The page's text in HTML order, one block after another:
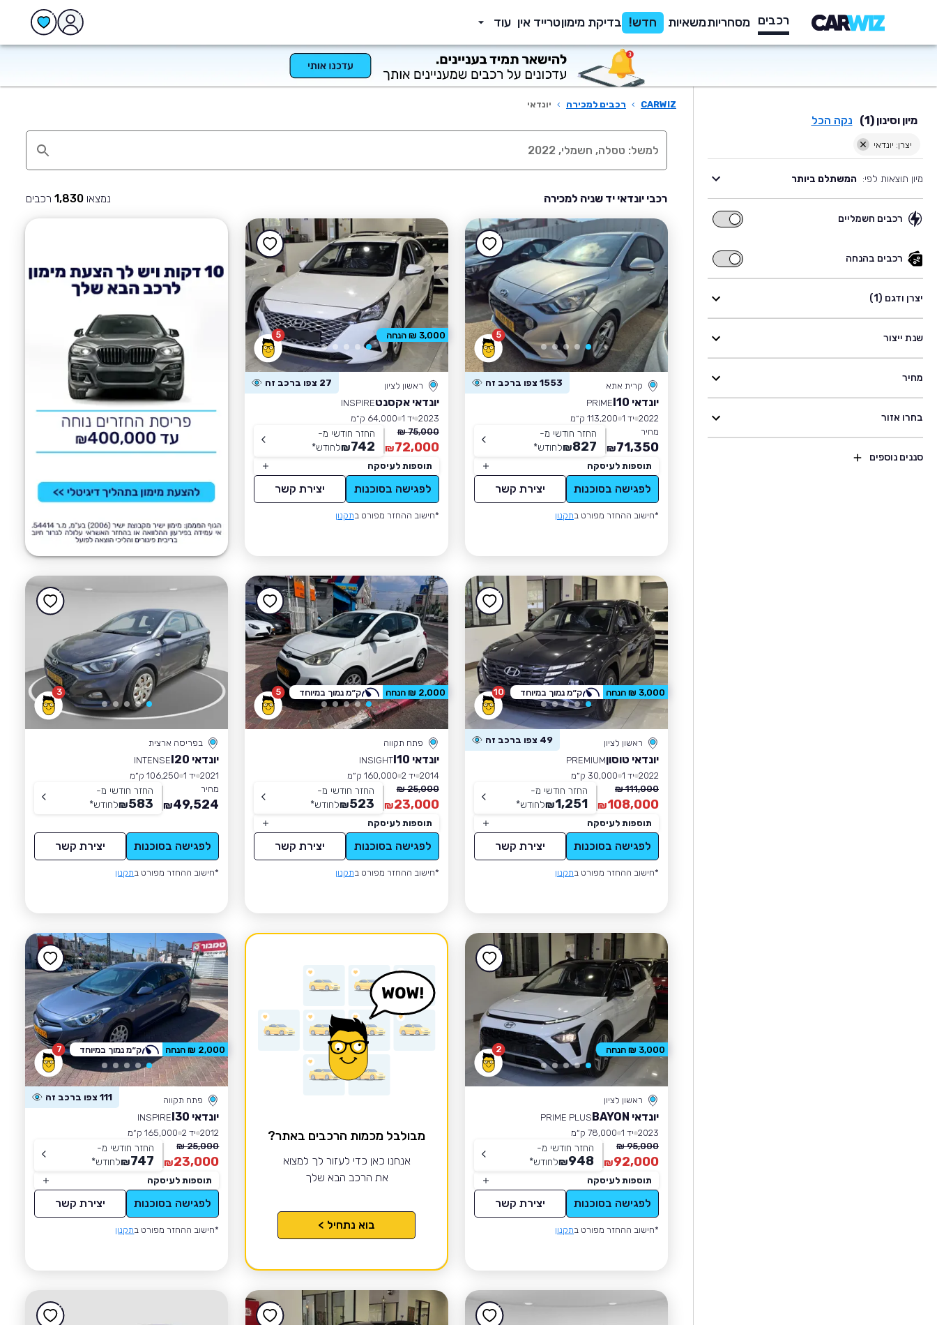
רכבים מסחריותמשאיות חדש! בדיקת מימוןטרייד אין עוד
מיון וסינון (1) נקה הכל
יצרן: יונדאי
מיון תוצאות לפי: המשתלם ביותר
רכבים חשמליים
רכבים
רכבים בהנחה
רכבים
בהנחה
יצרן ודגם (1)
שנת ייצור
מחיר
בחרו אזור
סננים נוספים
CARWIZ
› רכבים למכירה › יונדאי
רכבי יונדאי יד שניה למכירה נמצאו 1,830 רכבים
5
קרית אתא 1553 צפו ברכב זה
יונדאי I10
PRIME
2022 יד 1
113,200 ק״מ
מחיר
71,350
₪
החזר חודשי מ-
827
₪לחודש*
תוספות לעיסקה
לפגישה בסוכנות יצירת קשר
*חישוב ההחזר מפורט בתקנון
5
ראשון לציון 27 צפו ברכב זה
יונדאי אקסנטINSPIRE
2023 יד 1
64,000 ק״מ
75,000 ₪
72,000
₪
החזר חודשי מ-
742
₪לחודש*
תוספות לעיסקה
לפגישה בסוכנות יצירת קשר
*חישוב ההחזר מפורט בתקנון
3,000 ₪ הנחה
10
ראשון לציון 49 צפו ברכב זה
יונדאי טוסוןPREMIUM
2022 יד 1
30,000 ק״מ
111,000 ₪
108,000
₪
החזר חודשי מ-
1,251
₪לחודש*
תוספות לעיסקה
לפגישה בסוכנות יצירת קשר
*חישוב ההחזר מפורט בתקנון
3,000 ₪ הנחה ק״מ נמוך במיוחד 5
פתח תקווה
יונדאי I10
INSIGHT
2014 יד 2
160,000 ק״מ
25,000 ₪
23,000
₪
החזר חודשי מ-
523
₪לחודש*
תוספות לעיסקה
לפגישה בסוכנות יצירת קשר
*חישוב ההחזר מפורט בתקנון
2,000 ₪ הנחה ק״מ נמוך במיוחד 3
בפריסה ארצית
יונדאי I20
INTENSE
2021 יד 1
106,250 ק״מ
מחיר
49,524
₪
החזר חודשי מ-
583
₪לחודש*
לפגישה בסוכנות יצירת קשר
*חישוב ההחזר מפורט בתקנון
2
ראשון לציון
יונדאי BAYON
PRIME PLUS
2023 יד 1
78,000 ק״מ
95,000 ₪
92,000
₪
החזר חודשי מ-
948
₪לחודש*
תוספות לעיסקה
לפגישה בסוכנות יצירת קשר
*חישוב ההחזר מפורט בתקנון
3,000 ₪ הנחה
מבולבל מכמות הרכבים באתר?
אנחנו כאן כדי לעזור לך למצוא
את הרכב הבא שלך
בוא נתחיל >
7
פתח תקווה 111 צפו ברכב זה
יונדאי I30
INSPIRE
2012 יד 2
165,000 ק״מ
25,000 ₪
23,000
₪
החזר חודשי מ-
747
₪לחודש*
תוספות לעיסקה
לפגישה בסוכנות יצירת קשר
*חישוב ההחזר מפורט בתקנון
2,000 ₪ הנחה ק״מ נמוך במיוחד